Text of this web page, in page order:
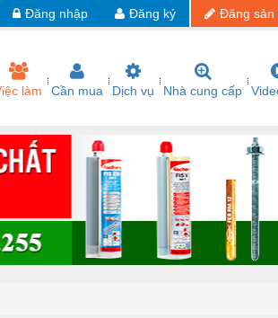
Đăng sản
Đăng ký
Đăng nhập
làm Cần mua Dịch vụ Nhà cung cấp